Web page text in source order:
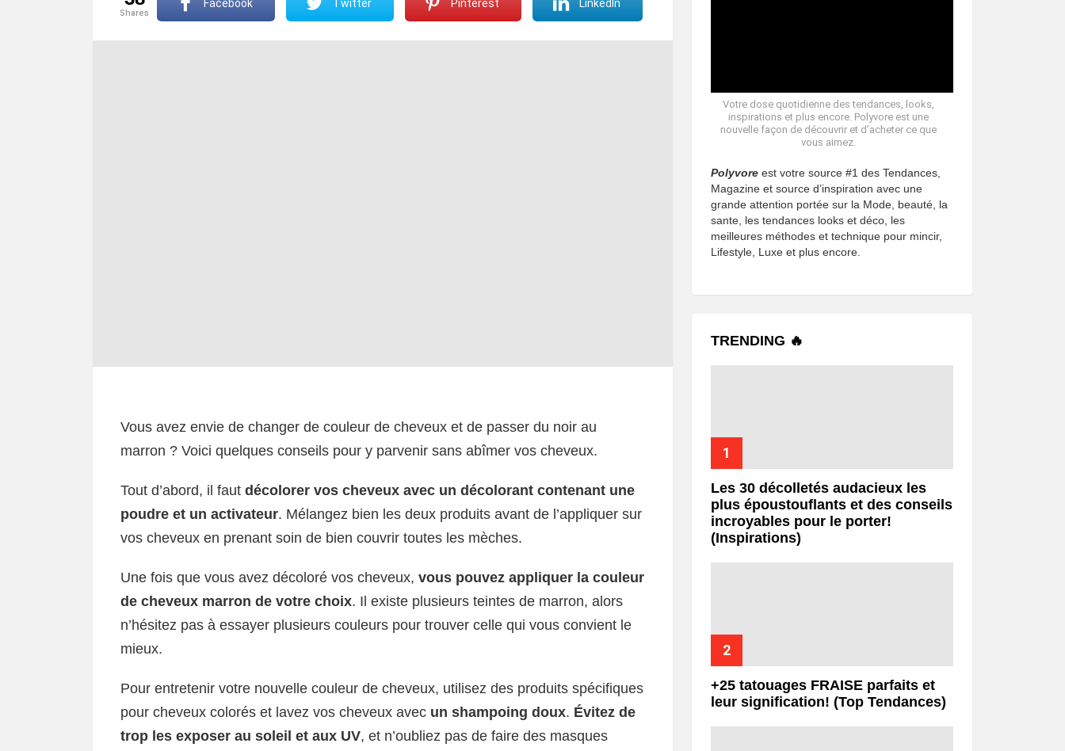
shares
Facebook Twitter Pinterest LinkedIn
Vous avez envie de changer de couleur de cheveux et de passer du noir au
marron ? Voici quelques conseils pour y parvenir sans abîmer vos cheveux.
Tout d’abord, il faut décolorer vos cheveux avec un décolorant contenant une
poudre et un activateur. Mélangez bien les deux produits avant de l’appliquer sur
vos cheveux en prenant soin de bien couvrir toutes les mèches.
Une fois que vous avez décoloré vos cheveux, vous pouvez appliquer la couleur
de cheveux marron de votre choix. Il existe plusieurs teintes de marron, alors
n’hésitez pas à essayer plusieurs couleurs pour trouver celle qui vous convient le
mieux.
Pour entretenir votre nouvelle couleur de cheveux, utilisez des produits spécifiques
pour cheveux colorés et lavez vos cheveux avec un shampoing doux. Évitez de
trop les exposer au soleil et aux UV, et n’oubliez pas de faire des masques
Votre dose quotidienne des tendances, looks,
inspirations et plus encore. Polyvore est une
nouvelle façon de découvrir et d’acheter ce que
vous aimez.
Polyvore est votre source #1 des Tendances,
Magazine et source d’inspiration avec une
grande attention portée sur la Mode, beauté, la
sante, les tendances looks et déco, les
meilleures méthodes et technique pour mincir,
Lifestyle, Luxe et plus encore.
TRENDING 🔥
Les 30 décolletés audacieux les
plus époustouflants et des conseils
incroyables pour le porter!
(Inspirations)
+25 tatouages ​​FRAISE parfaits et
leur signification! (Top Tendances)